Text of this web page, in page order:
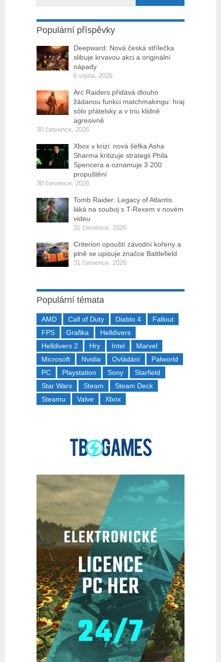
Populární příspěvky
Deepward: Nová česká střílečka
slibuje krvavou akci a originální
nápady
6 srpna, 2026
Arc Raiders přidává dlouho
žádanou funkci matchmakingu: hraj
sólo přátelsky a v triu klidně
agresivně
30 července, 2026
Xbox v krizi: nová šéfka Asha
Sharma kritizuje strategii Phila
Spencera a oznamuje 3 200
propuštění
30 července, 2026
Tomb Raider: Legacy of Atlantis
láká na souboj s T-Rexem v novém
videu
31 července, 2026
Criterion opouští závodní kořeny a
plně se upisuje značce Battlefield
31 července, 2026
Populární témata
AMD Call of Duty Diablo 4
Fallout
FPS
Grafika
Helldivers
Helldivers 2
Hry Intel
Marvel
Microsoft
Nvidia Ovládání
Palworld
PC
Playstation Sony
Starfield
Star Wars
Steam
Steam Deck
Steamu
Valve Xbox